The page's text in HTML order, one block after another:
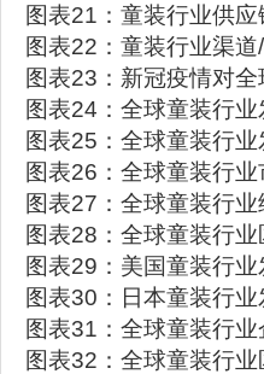
图表21：童装行业供
图表22：童装行业渠
图表23：新冠疫情对
图表24：全球童装行业
图表25：全球童装行
图表26：全球童装行业
图表27：全球童装行
图表28：全球童装行
图表29：美国童装行
图表30：日本童装行
图表31：全球童装行
图表32：全球童装行